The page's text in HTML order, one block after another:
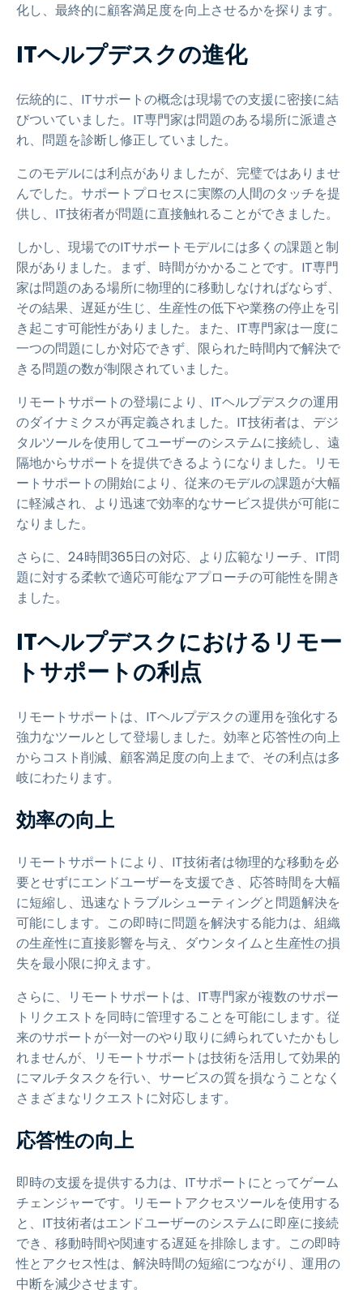
化し、最終的に顧客満足度を向上させるかを探ります。
ITヘルプデスクの進化
伝統的に、ITサポートの概念は現場での支援に密接に結
びついていました。IT専門家は問題のある場所に派遣さ
れ、問題を診断し修正していました。
このモデルには利点がありましたが、完璧ではありませ
んでした。サポートプロセスに実際の人間のタッチを提
供し、IT技術者が問題に直接触れることができました。
しかし、現場でのITサポートモデルには多くの課題と制
限がありました。まず、時間がかかることです。IT専門
家は問題のある場所に物理的に移動しなければならず、
その結果、遅延が生じ、生産性の低下や業務の停止を引
き起こす可能性がありました。また、IT専門家は一度に
一つの問題にしか対応できず、限られた時間内で解決で
きる問題の数が制限されていました。
リモートサポートの登場により、ITヘルプデスクの運用
のダイナミクスが再定義されました。IT技術者は、デジ
タルツールを使用してユーザーのシステムに接続し、遠
隔地からサポートを提供できるようになりました。リモ
ートサポートの開始により、従来のモデルの課題が大幅
に軽減され、より迅速で効率的なサービス提供が可能に
なりました。
さらに、24時間365日の対応、より広範なリーチ、IT問
題に対する柔軟で適応可能なアプローチの可能性を開き
ました。
ITヘルプデスクにおけるリモー
トサポートの利点
リモートサポートは、ITヘルプデスクの運用を強化する
強力なツールとして登場しました。効率と応答性の向上
からコスト削減、顧客満足度の向上まで、その利点は多
岐にわたります。
効率の向上
リモートサポートにより、IT技術者は物理的な移動を必
要とせずにエンドユーザーを支援でき、応答時間を大幅
に短縮し、迅速なトラブルシューティングと問題解決を
可能にします。この即時に問題を解決する能力は、組織
の生産性に直接影響を与え、ダウンタイムと生産性の損
失を最小限に抑えます。
さらに、リモートサポートは、IT専門家が複数のサポー
トリクエストを同時に管理することを可能にします。従
来のサポートが一対一のやり取りに縛られていたかもし
れませんが、リモートサポートは技術を活用して効果的
にマルチタスクを行い、サービスの質を損なうことなく
さまざまなリクエストに対応します。
応答性の向上
即時の支援を提供する力は、ITサポートにとってゲーム
チェンジャーです。リモートアクセスツールを使用する
と、IT技術者はエンドユーザーのシステムに即座に接続
でき、移動時間や関連する遅延を排除します。この即時
性とアクセス性は、解決時間の短縮につながり、運用の
中断を減少させます。